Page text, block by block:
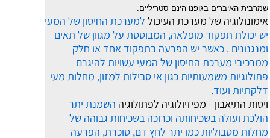
שמרבית האיברים בגופנו הינם סטריליים.
אימונולוגיה של מערכת העיכול למערכת החיסון של המעי
יש יכולת תפקוד מופלאה, המבוססת על מגוון של תאים
ומנגנונים . כאשר יש הפרעה בתפקוד אחד או חלק
ממרכיבי מערכת החיסון של המעי עשויות להיגרם
פתולוגיות משמעותיות כגון אי סבילות למזון, מחלות מעי
דלקתיות ועוד.
ויסות התיאבון - מפיזיולוגיה לפתולוגיה השמנת יתר
הולכת ועולה בשכיחותה וכרוכה בשכיחות גבוהה של
מחלות מטבוליות כמו יתר לחץ דם, סוכרת, הפרעה